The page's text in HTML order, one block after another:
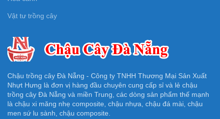
Vật tư trồng cây
Chậu trồng cây Đà Nẵng - Công ty TNHH Thương Mại Sản Xuất
Nhựt Hưng là đơn vị hàng đầu chuyên cung cấp sỉ và lẻ chậu
trồng cây Đà Nẵng và miền Trung, các dòng sản phẩm thế mạnh
là chậu xi măng nhẹ composite, chậu nhựa, chậu đá mài, chậu
men sứ lu sành, chậu composite.